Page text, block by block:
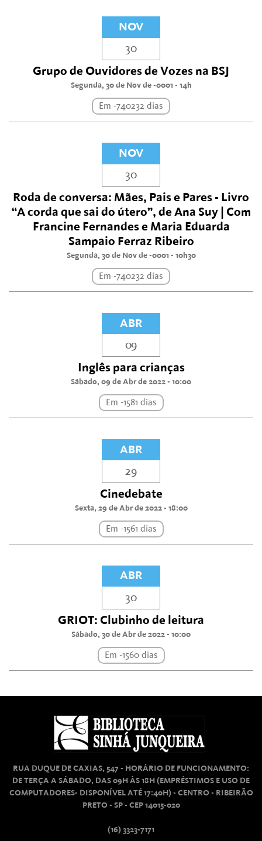
NOV
30
Grupo de Ouvidores de Vozes na BSJ
Segunda, 30 de Nov de -0001 - 14h
Em -740232 dias
NOV
30
Roda de conversa: Mães, Pais e Pares - Livro
“A corda que sai do útero”, de Ana Suy | Com
Francine Fernandes e Maria Eduarda
Sampaio Ferraz Ribeiro
Segunda, 30 de Nov de -0001 - 10h30
Em -740232 dias
ABR
09
Inglês para crianças
Sábado, 09 de Abr de 2022 - 10:00
Em -1581 dias
ABR
29
Cinedebate
Sexta, 29 de Abr de 2022 - 18:00
Em -1561 dias
ABR
30
GRIOT: Clubinho de leitura
Sábado, 30 de Abr de 2022 - 10:00
Em -1560 dias
RUA DUQUE DE CAXIAS, 547 - HORÁRIO DE FUNCIONAMENTO:
DE TERÇA A SÁBADO, DAS 09H ÀS 18H (EMPRÉSTIMOS E USO DE
COMPUTADORES- DISPONÍVEL ATÉ 17:40H) - CENTRO - RIBEIRÃO
PRETO - SP - CEP 14015-020
(16) 3323-7171